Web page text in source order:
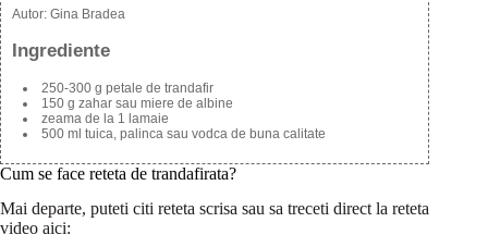
Autor: Gina Bradea
Ingrediente
250-300 g petale de trandafir
150 g zahar sau miere de albine
zeama de la 1 lamaie
500 ml tuica, palinca sau vodca de buna calitate
Cum se face reteta de trandafirata?
Mai departe, puteti citi reteta scrisa sau sa treceti direct la reteta
video aici: